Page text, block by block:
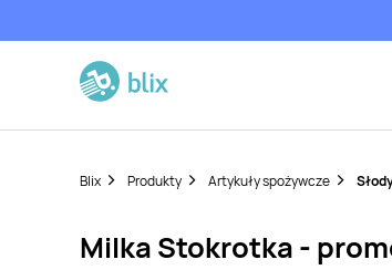
Blix Produkty Artykuły spożywcze
milka Stokrotka -